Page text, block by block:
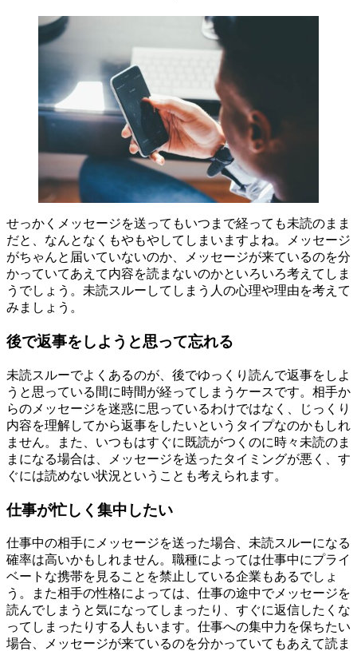
せっかくメッセージを送ってもいつまで経っても未読のまま
だと、なんとなくもやもやしてしまいますよね。メッセージ
がちゃんと届いていないのか、メッセージが来ているのを分
かっていてあえて内容を読まないのかといろいろ考えてしま
うでしょう。未読スルーしてしまう人の心理や理由を考えて
みましょう。
後で返事をしようと思って忘れる
未読スルーでよくあるのが、後でゆっくり読んで返事をしよ
うと思っている間に時間が経ってしまうケースです。相手か
らのメッセージを迷惑に思っているわけではなく、じっくり
内容を理解してから返事をしたいというタイプなのかもしれ
ません。また、いつもはすぐに既読がつくのに時々未読のま
まになる場合は、メッセージを送ったタイミングが悪く、す
ぐには読めない状況ということも考えられます。
仕事が忙しく集中したい
仕事中の相手にメッセージを送った場合、未読スルーになる
確率は高いかもしれません。職種によっては仕事中にプライ
ベートな携帯を見ることを禁止している企業もあるでしょ
う。また相手の性格によっては、仕事の途中でメッセージを
読んでしまうと気になってしまったり、すぐに返信したくな
ってしまったりする人もいます。仕事への集中力を保ちたい
場合、メッセージが来ているのを分かっていてもあえて読ま